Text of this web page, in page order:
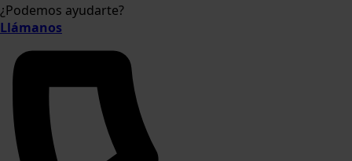
¿Podemos ayudarte?
Llámanos